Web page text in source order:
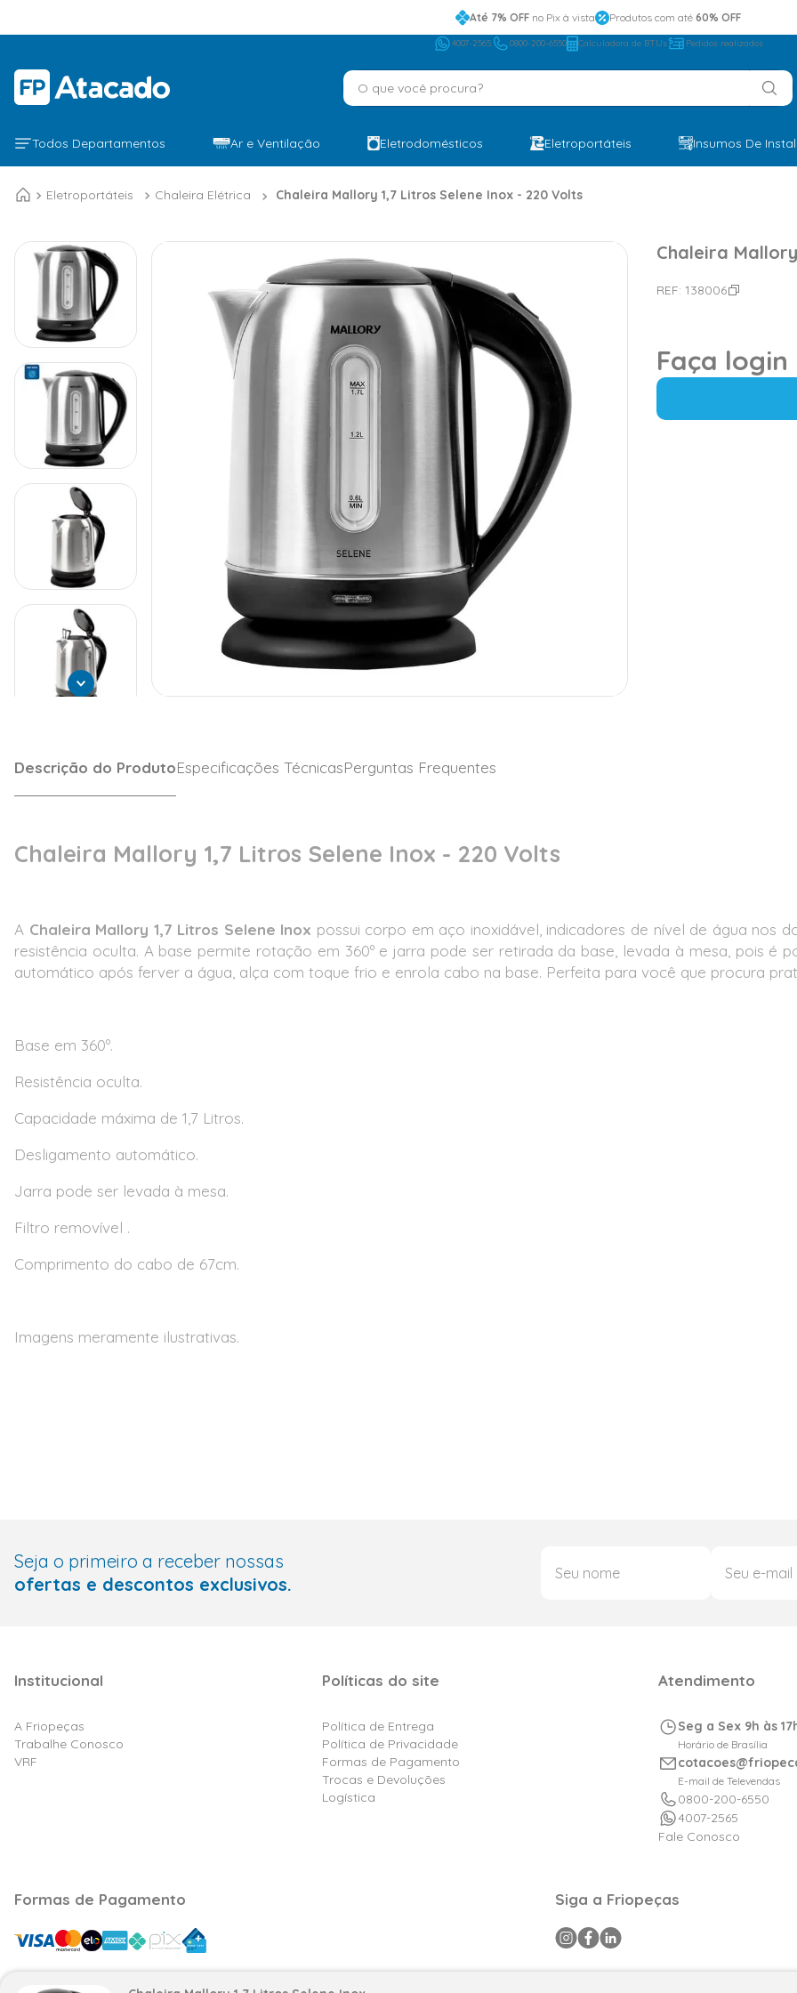
Até 7% OFFno Pix à vista Produtos com até 60% OFF
4007-2565 0800-200-6550 Calculadora de BTUs Pedidos realizados
O que você procura?
Todos Departamentos Ar e Ventilação Eletrodomésticos Eletroportáteis Insumos De
Eletroportáteis Chaleira Elétrica Chaleira Mallory 1,7 Litros Selene Inox - 220 Volts
Chaleira
REF: 138006
Faça
Descrição do ProdutoEspecificações TécnicasPerguntas Frequentes
Chaleira Mallory 1,7 Litros Selene Inox - 220 Volts
A Chaleira Mallory 1,7 Litros Selene Inox possui corpo em aço inoxidável, indicadores de nível de água nos
resistência oculta. A base permite rotação em 360º e jarra pode ser retirada da base, levada à mesa, pois é
automático após ferver a água, alça com toque frio e enrola cabo na base. Perfeita para você que procura
Base em 360º.
Resistência oculta.
Capacidade máxima de 1,7 Litros.
Desligamento automático.
Jarra pode ser levada à mesa.
Filtro removível .
Comprimento do cabo de 67cm.
Imagens meramente ilustrativas.
Seja o primeiro a receber nossas
ofertas e descontos exclusivos.
Institucional
A Friopeças
Trabalhe Conosco
VRF
Políticas do site
Política de Entrega
Política de Privacidade
Formas de Pagamento
Trocas e Devoluções
Logística
Atendimento
Seg a Sex 9h às
Horário de Brasília
E-mail de Televendas
0800-200-6550
4007-2565
Fale Conosco
Formas de Pagamento Siga a Friopeças